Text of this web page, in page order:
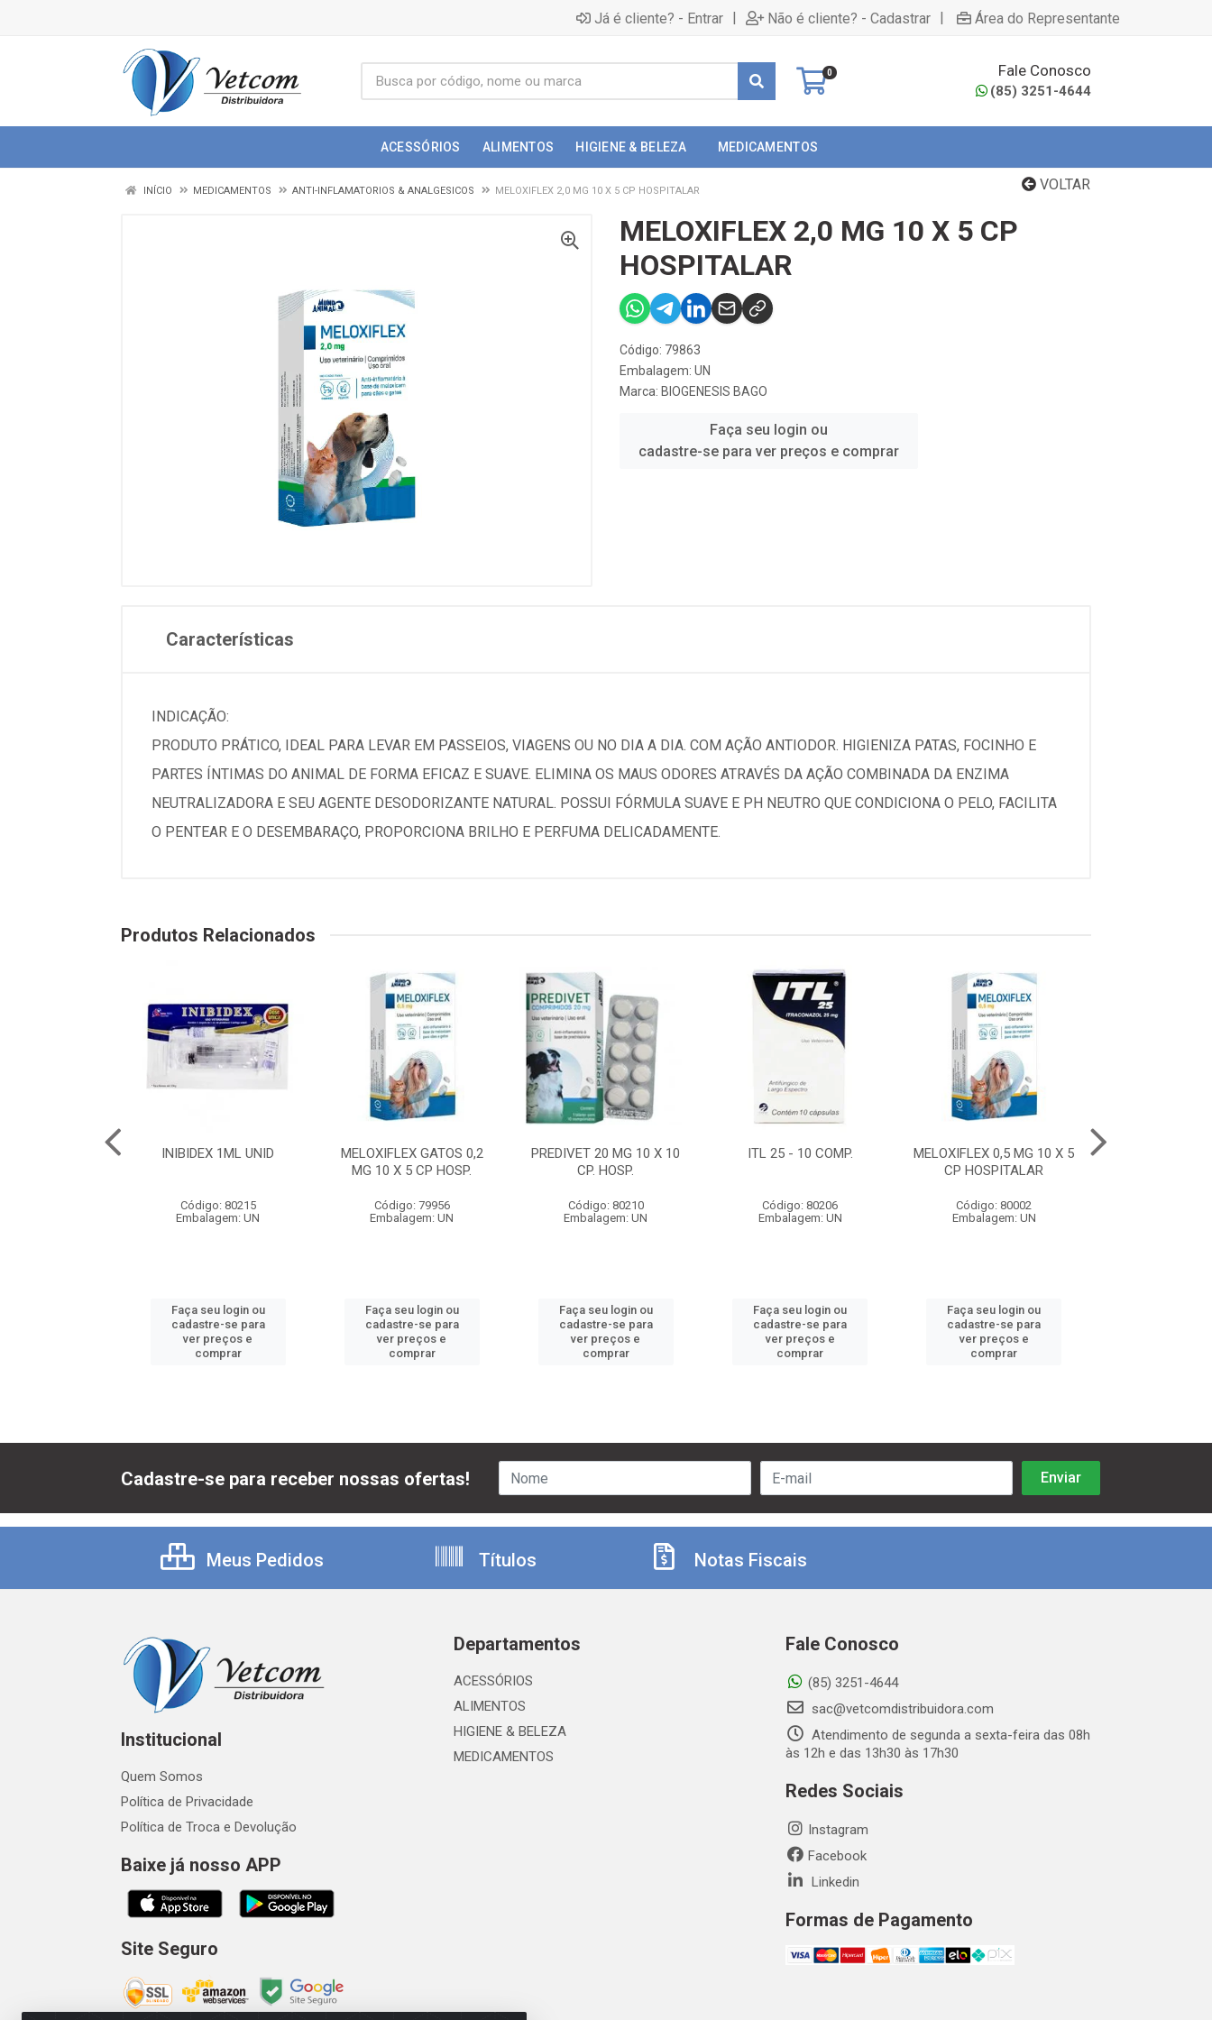
Já é cliente? - Entrar | Não é cliente? - Cadastrar | Área do Representante
0 Fale Conosco
(85) 3251-4644
ACESSÓRIOS ALIMENTOS HIGIENE & BELEZA MEDICAMENTOS
VOLTAR
INÍCIO MEDICAMENTOS ANTI-INFLAMATORIOS & ANALGESICOS MELOXIFLEX 2,0 MG 10 X 5 CP HOSPITALAR
MELOXIFLEX 2,0 MG 10 X 5 CP
HOSPITALAR
Código: 79863
Embalagem: UN
Marca: BIOGENESIS BAGO
Faça seu login ou
cadastre-se para ver preços e comprar
Características
INDICAÇÃO:
PRODUTO PRÁTICO, IDEAL PARA LEVAR EM PASSEIOS, VIAGENS OU NO DIA A DIA. COM AÇÃO ANTIODOR. HIGIENIZA PATAS, FOCINHO E
PARTES ÍNTIMAS DO ANIMAL DE FORMA EFICAZ E SUAVE. ELIMINA OS MAUS ODORES ATRAVÉS DA AÇÃO COMBINADA DA ENZIMA
NEUTRALIZADORA E SEU AGENTE DESODORIZANTE NATURAL. POSSUI FÓRMULA SUAVE E PH NEUTRO QUE CONDICIONA O PELO, FACILITA
O PENTEAR E O DESEMBARAÇO, PROPORCIONA BRILHO E PERFUMA DELICADAMENTE.
Produtos Relacionados
INIBIDEX 1ML UNID
Código: 80215
Embalagem: UN
Faça seu login ou
cadastre-se para
ver preços e
comprar
MELOXIFLEX GATOS 0,2
MG 10 X 5 CP HOSP.
Código: 79956
Embalagem: UN
Faça seu login ou
cadastre-se para
ver preços e
comprar
PREDIVET 20 MG 10 X 10
CP. HOSP.
Código: 80210
Embalagem: UN
Faça seu login ou
cadastre-se para
ver preços e
comprar
ITL 25 - 10 COMP.
Código: 80206
Embalagem: UN
Faça seu login ou
cadastre-se para
ver preços e
comprar
MELOXIFLEX 0,5 MG 10 X 5
CP HOSPITALAR
Código: 80002
Embalagem: UN
Faça seu login ou
cadastre-se para
ver preços e
comprar
Cadastre-se para receber nossas ofertas!
Meus Pedidos Títulos Notas Fiscais
Institucional
Quem Somos
Política de Privacidade
Política de Troca e Devolução
Baixe já nosso APP
Site Seguro
Departamentos
ACESSÓRIOS
ALIMENTOS
HIGIENE & BELEZA
MEDICAMENTOS
Fale Conosco
(85) 3251-4644
sac@vetcomdistribuidora.com
Atendimento de segunda a sexta-feira das 08h
às 12h e das 13h30 às 17h30
Redes Sociais
Instagram
Facebook
Linkedin
Formas de Pagamento